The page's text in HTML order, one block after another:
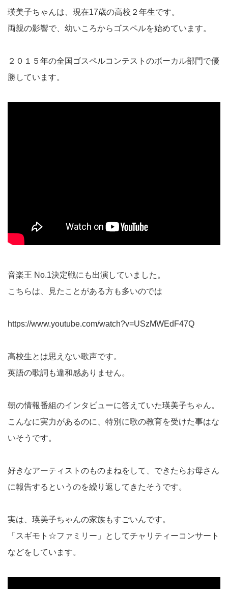
瑛美子ちゃんは、現在17歳の高校２年生です。
両親の影響で、幼いころからゴスペルを始めています。
２０１５年の全国ゴスペルコンテストのボーカル部門で優
勝しています。
音楽王 No.1決定戦にも出演していました。
こちらは、見たことがある方も多いのでは
https://www.youtube.com/watch?v=USzMWEdF47Q
高校生とは思えない歌声です。
英語の歌詞も違和感ありません。
朝の情報番組のインタビューに答えていた瑛美子ちゃん。
こんなに実力があるのに、特別に歌の教育を受けた事はな
いそうです。
好きなアーティストのものまねをして、できたらお母さん
に報告するというのを繰り返してきたそうです。
実は、瑛美子ちゃんの家族もすごいんです。
「スギモト☆ファミリー」としてチャリティーコンサート
などをしています。